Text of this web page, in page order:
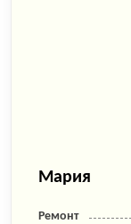
Мария
Ремонт